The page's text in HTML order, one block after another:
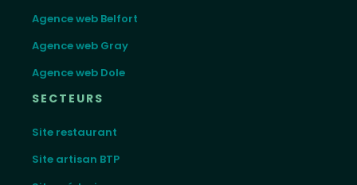
Agence web Belfort
Agence web Gray
Agence web Dole
SECTEURS
Site restaurant
Site artisan BTP